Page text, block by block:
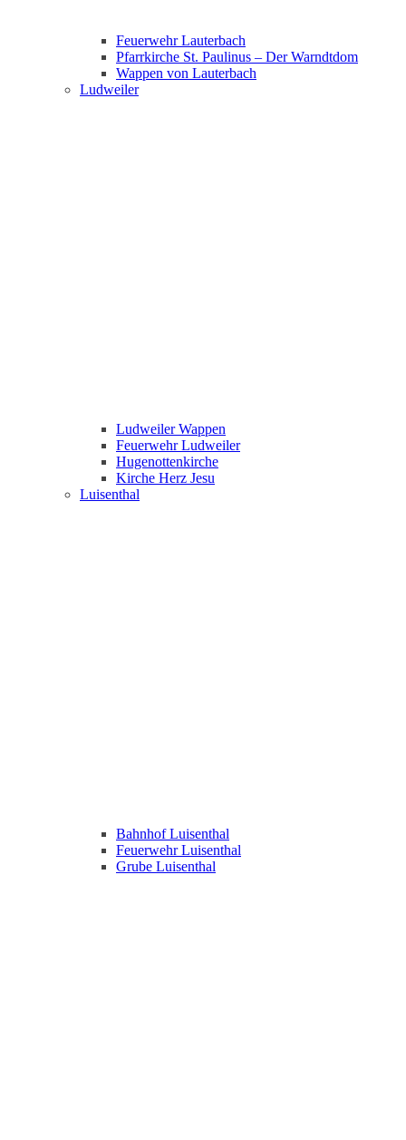
Feuerwehr Lauterbach
Pfarrkirche St. Paulinus – Der Warndtdom
Wappen von Lauterbach
Ludweiler
Ludweiler Wappen
Feuerwehr Ludweiler
Hugenottenkirche
Kirche Herz Jesu
Luisenthal
Bahnhof Luisenthal
Feuerwehr Luisenthal
Grube Luisenthal